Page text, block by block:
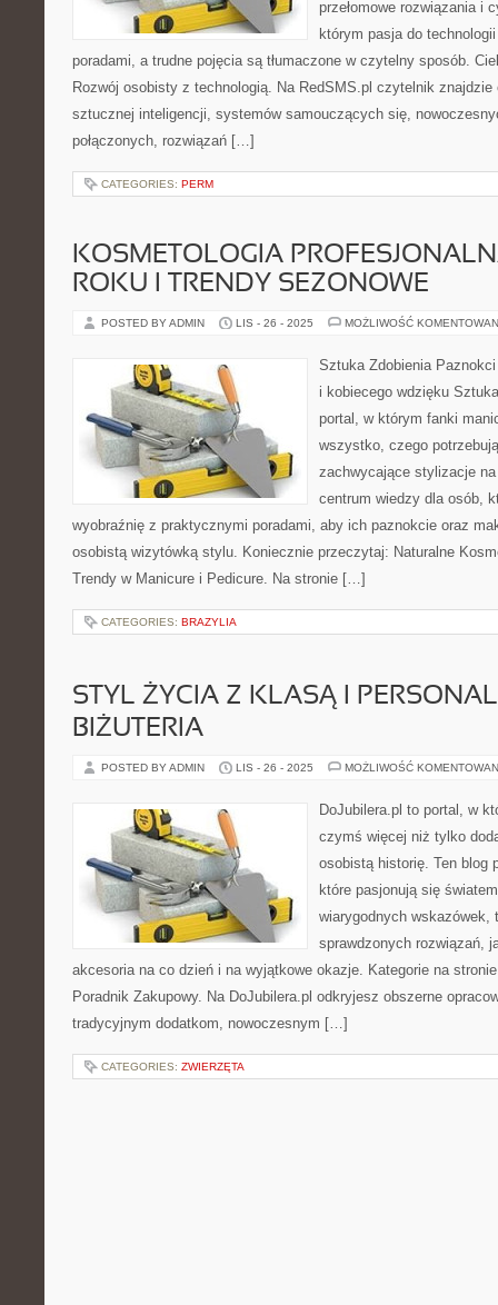
przełomowe rozwiązania i
którym pasja do
poradami, a trudne pojęcia są tłumaczone w czytelny sposób.
Rozwój osobisty z technologią. Na RedSMS.pl czytelnik
sztucznej inteligencji, systemów samouczących się,
połączonych, rozwiązań […]
CATEGORIES: PERM
KOSMETOLOGIA
ROKU I TRENDY SEZONOWE
POSTED BY ADMIN LIS - 26 - 2025 MOŻLIWOŚĆ
Sztuka Zdobienia
i kobiecego wdzięku
portal, w którym fanki
wszystko, czego
zachwycające stylizacje
centrum wiedzy dla osób,
wyobraźnię z praktycznymi poradami, aby ich paznokcie oraz
osobistą wizytówką stylu. Koniecznie przeczytaj: Naturalne
Trendy w Manicure i Pedicure. Na stronie […]
CATEGORIES: BRAZYLIA
STYL ŻYCIA Z KLASĄ I
BIŻUTERIA
POSTED BY ADMIN LIS - 26 - 2025 MOŻLIWOŚĆ
DoJubilera.pl to portal, w
czymś więcej niż tylko
osobistą historię. Ten blog
które pasjonują się
wiarygodnych wskazówek,
sprawdzonych rozwiązań,
akcesoria na co dzień i na wyjątkowe okazje. Kategorie na
Poradnik Zakupowy. Na DoJubilera.pl odkryjesz obszerne
tradycyjnym dodatkom, nowoczesnym […]
CATEGORIES: ZWIERZĘTA